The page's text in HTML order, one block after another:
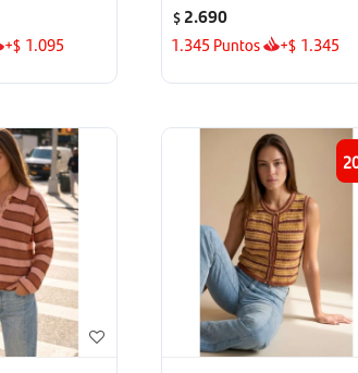
+$ 1.095
$ 2.690
1.345 Puntos +$ 1.345